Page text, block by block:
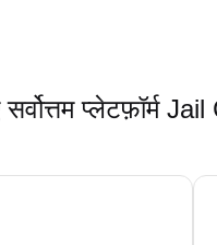
प्लेटफ़ॉर्म